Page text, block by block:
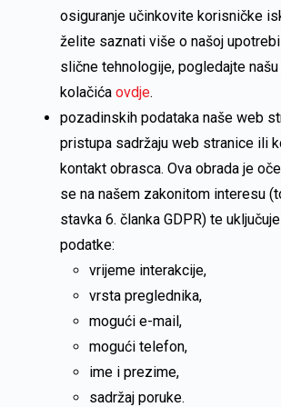
osiguranje učinkovite korisničke
želite saznati više o našoj
slične tehnologije, pogledajte
kolačićaovdje.
pozadinskih podataka naše web
pristupa sadržaju web stranice ili
kontakt obrasca. Ova obrada je
se na našem zakonitom interesu
stavka 6. članka GDPR) te
podatke:
vrijeme interakcije,
vrsta preglednika,
mogući e-mail,
mogući telefon,
ime i prezime,
sadržaj poruke.